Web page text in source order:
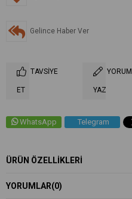
Gelince Haber Ver
TAVSIYE
ET
YORUM
YAZ
WhatsApp Telegram
ÜRÜN ÖZELLIKLERI
YORUMLAR(0)